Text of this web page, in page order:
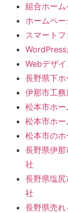
組合ホー
ホームペ
スマート
WordPress
Webデザ
長野県下
伊那市工
松本市ホ
松本市ホ
松本市の
長野県伊
社
長野県塩
社
長野県売